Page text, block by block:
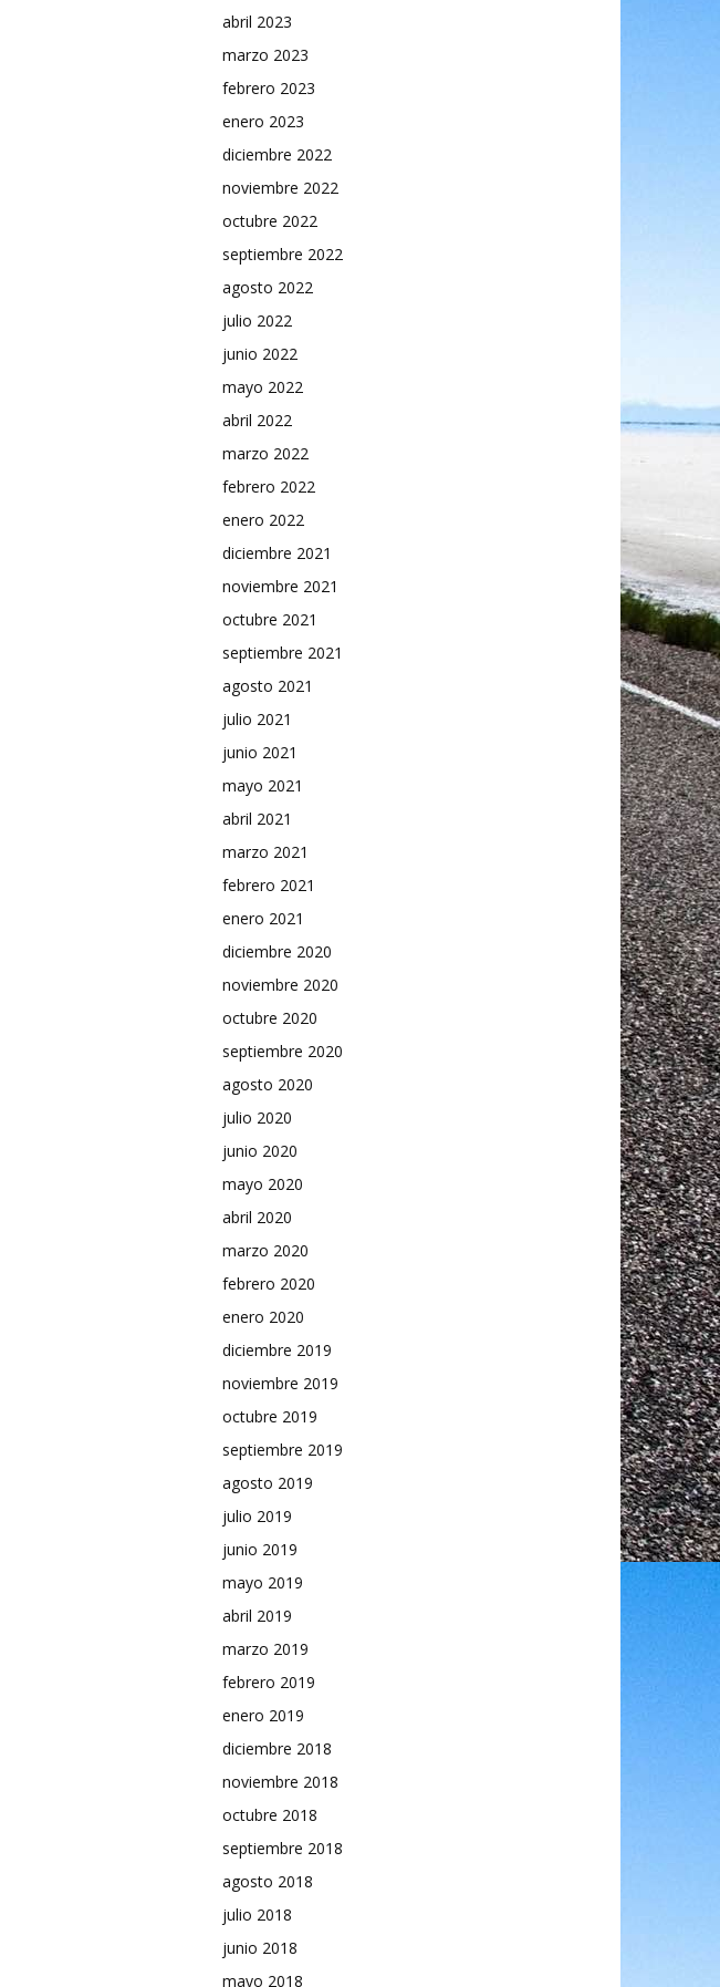
abril 2023
marzo 2023
febrero 2023
enero 2023
diciembre 2022
noviembre 2022
octubre 2022
septiembre 2022
agosto 2022
julio 2022
junio 2022
mayo 2022
abril 2022
marzo 2022
febrero 2022
enero 2022
diciembre 2021
noviembre 2021
octubre 2021
septiembre 2021
agosto 2021
julio 2021
junio 2021
mayo 2021
abril 2021
marzo 2021
febrero 2021
enero 2021
diciembre 2020
noviembre 2020
octubre 2020
septiembre 2020
agosto 2020
julio 2020
junio 2020
mayo 2020
abril 2020
marzo 2020
febrero 2020
enero 2020
diciembre 2019
noviembre 2019
octubre 2019
septiembre 2019
agosto 2019
julio 2019
junio 2019
mayo 2019
abril 2019
marzo 2019
febrero 2019
enero 2019
diciembre 2018
noviembre 2018
octubre 2018
septiembre 2018
agosto 2018
julio 2018
junio 2018
mayo 2018